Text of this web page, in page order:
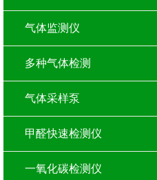
气体监测仪
多种气体检测
气体采样泵
甲醛快速检测仪
一氧化碳检测仪